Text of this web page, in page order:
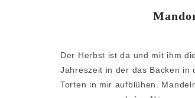
Der Herbst ist da und mit ihm
Jahreszeit in der das Backen in
Torten in mir aufblühen.